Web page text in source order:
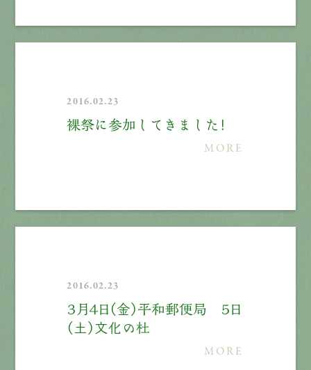
2016.02.23
裸祭に参加してきました！
MORE
2016.02.23
３月４日（金）平和郵便局 ５日
（土）文化の杜
MORE